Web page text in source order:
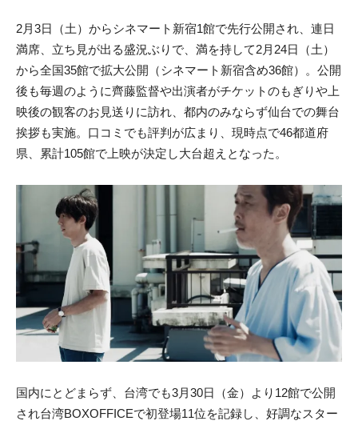
2月3日（土）からシネマート新宿1館で先行公開され、連日
満席、立ち見が出る盛況ぶりで、満を持して2月24日（土）
から全国35館で拡大公開（シネマート新宿含め36館）。公開
後も毎週のように齊藤監督や出演者がチケットのもぎりや上
映後の観客のお見送りに訪れ、都内のみならず仙台での舞台
挨拶も実施。口コミでも評判が広まり、現時点で46都道府
県、累計105館で上映が決定し大台超えとなった。
国内にとどまらず、台湾でも3月30日（金）より12館で公開
され台湾BOXOFFICEで初登場11位を記録し、好調なスター